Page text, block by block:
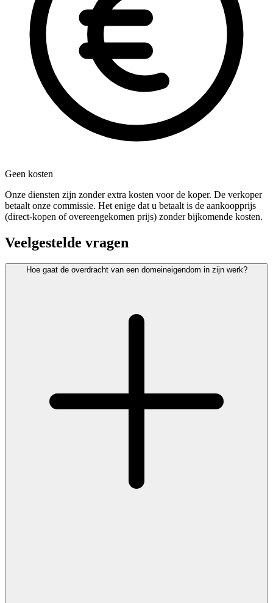
Geen kosten
Onze diensten zijn zonder extra kosten voor de koper. De verkoper
betaalt onze commissie. Het enige dat u betaalt is de aankoopprijs
(direct-kopen of overeengekomen prijs) zonder bijkomende kosten.
Veelgestelde vragen
Hoe gaat de overdracht van een domeineigendom in zijn werk?